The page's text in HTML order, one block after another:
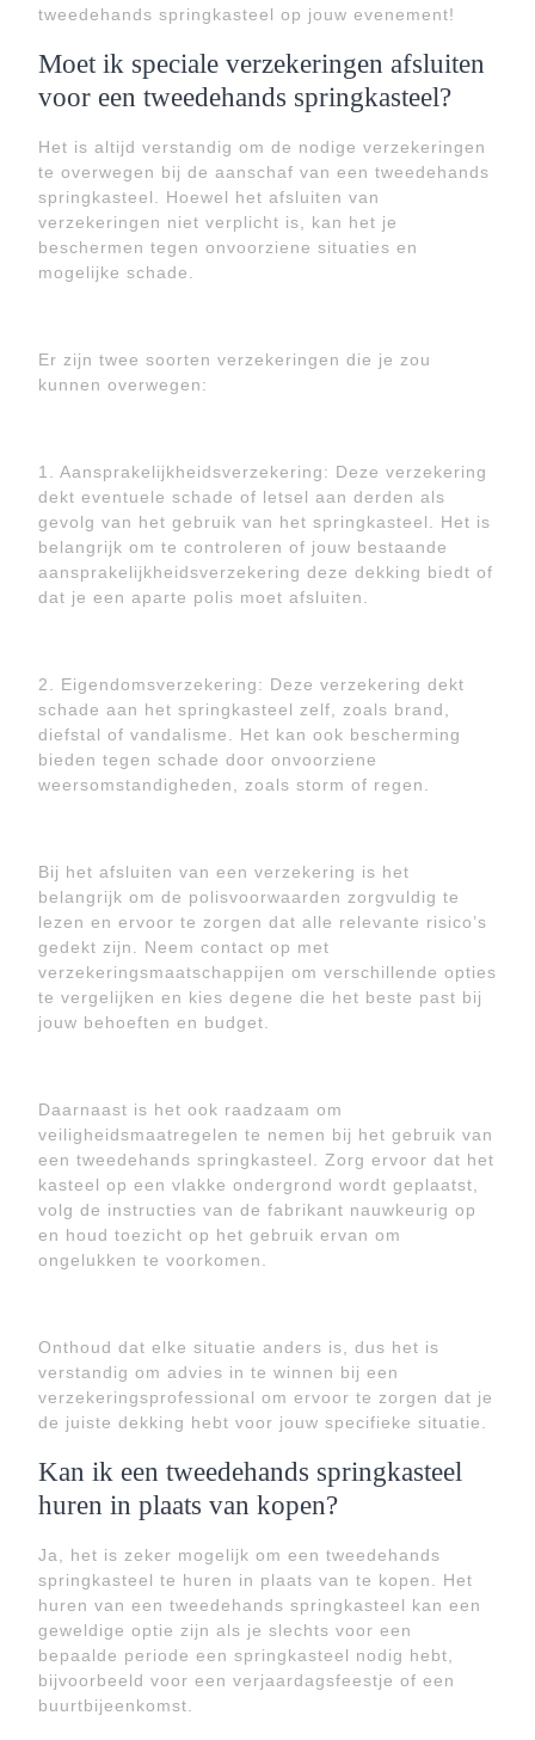
tweedehands springkasteel op jouw evenement!
Moet ik speciale verzekeringen afsluiten
voor een tweedehands springkasteel?
Het is altijd verstandig om de nodige verzekeringen
te overwegen bij de aanschaf van een tweedehands
springkasteel. Hoewel het afsluiten van
verzekeringen niet verplicht is, kan het je
beschermen tegen onvoorziene situaties en
mogelijke schade.
Er zijn twee soorten verzekeringen die je zou
kunnen overwegen:
1. Aansprakelijkheidsverzekering: Deze verzekering
dekt eventuele schade of letsel aan derden als
gevolg van het gebruik van het springkasteel. Het is
belangrijk om te controleren of jouw bestaande
aansprakelijkheidsverzekering deze dekking biedt of
dat je een aparte polis moet afsluiten.
2. Eigendomsverzekering: Deze verzekering dekt
schade aan het springkasteel zelf, zoals brand,
diefstal of vandalisme. Het kan ook bescherming
bieden tegen schade door onvoorziene
weersomstandigheden, zoals storm of regen.
Bij het afsluiten van een verzekering is het
belangrijk om de polisvoorwaarden zorgvuldig te
lezen en ervoor te zorgen dat alle relevante risico’s
gedekt zijn. Neem contact op met
verzekeringsmaatschappijen om verschillende opties
te vergelijken en kies degene die het beste past bij
jouw behoeften en budget.
Daarnaast is het ook raadzaam om
veiligheidsmaatregelen te nemen bij het gebruik van
een tweedehands springkasteel. Zorg ervoor dat het
kasteel op een vlakke ondergrond wordt geplaatst,
volg de instructies van de fabrikant nauwkeurig op
en houd toezicht op het gebruik ervan om
ongelukken te voorkomen.
Onthoud dat elke situatie anders is, dus het is
verstandig om advies in te winnen bij een
verzekeringsprofessional om ervoor te zorgen dat je
de juiste dekking hebt voor jouw specifieke situatie.
Kan ik een tweedehands springkasteel
huren in plaats van kopen?
Ja, het is zeker mogelijk om een tweedehands
springkasteel te huren in plaats van te kopen. Het
huren van een tweedehands springkasteel kan een
geweldige optie zijn als je slechts voor een
bepaalde periode een springkasteel nodig hebt,
bijvoorbeeld voor een verjaardagsfeestje of een
buurtbijeenkomst.